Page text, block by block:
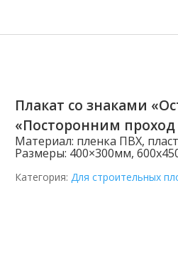
Плакат со знаками
«Посторонним
Материал: пленка ПВХ,
Размеры: 400×300мм,
Категория: Для строительных